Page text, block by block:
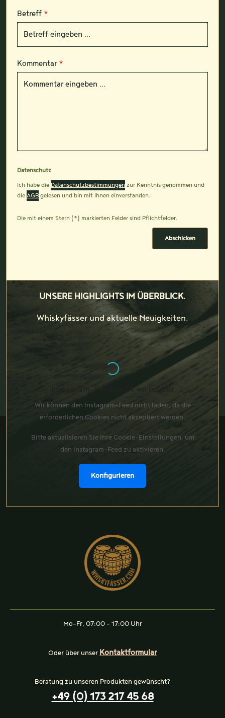
Betreff *
Kommentar *
Datenschutz
Ich habe die Datenschutzbestimmungen zur Kenntnis genommen und
die AGB gelesen und bin mit ihnen einverstanden.
Die mit einem Stern (*) markierten Felder sind Pflichtfelder.
Abschicken
UNSERE HIGHLIGHTS IM ÜBERBLICK.
Whiskyfässer und aktuelle Neuigkeiten.
Instagram-Feed nicht verfügbar
Wir können den Instagram-Feed nicht laden, da die
erforderlichen Cookies nicht akzeptiert werden.
Bitte aktualisieren Sie Ihre Cookie-Einstellungen, um
den Instagram-Feed zu aktivieren.
Konfigurieren
Mo-Fr, 07:00 - 17:00 Uhr
Oder über unser Kontaktformular
Beratung zu unseren Produkten gewünscht?
+49 (0) 173 217 45 68